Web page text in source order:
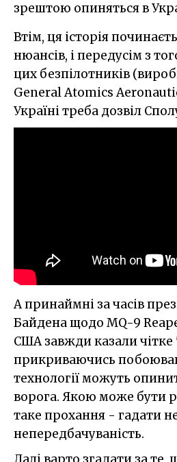
зрештою опиняться в
Втім, ця історія
нюансів, і передусім з
цих безпілотників
General Atomics
Україні треба дозвіл
А принаймні за часів
Байдена щодо MQ-9
США завжди казали чітке
прикриваючись
технології можуть
ворога. Якою може бути
таке прохання - гадати
непередбачуваність.
Далі варто згадати за